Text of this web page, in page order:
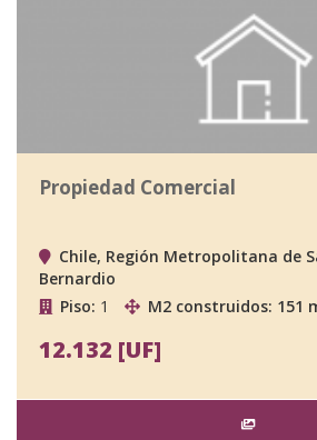
Propiedad Comercial
Chile, Región Metropolitana de
Bernardio
Piso: 1 M2 construidos: 151
12.132 [UF]